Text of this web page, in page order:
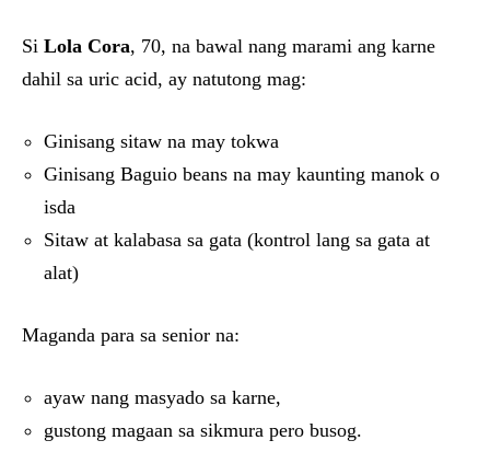
Si Lola Cora, 70, na bawal nang marami ang karne
dahil sa uric acid, ay natutong mag:
Ginisang sitaw na may tokwa
Ginisang Baguio beans na may kaunting manok o
isda
Sitaw at kalabasa sa gata (kontrol lang sa gata at
alat)
Maganda para sa senior na:
ayaw nang masyado sa karne,
gustong magaan sa sikmura pero busog.